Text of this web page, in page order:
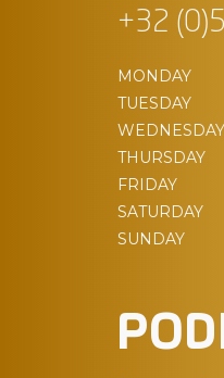
+32
MONDAY
TUESDAY
WEDNESDAY
THURSDAY
FRIDAY
SATURDAY
SUNDAY